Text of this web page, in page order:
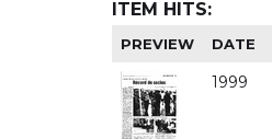
ITEM HITS:
PREVIEW DATE
1999